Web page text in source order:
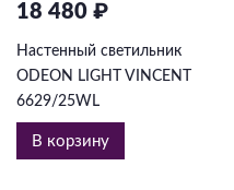
18 480 ₽
Настенный светильник
ODEON LIGHT VINCENT
6629/25WL
В корзину